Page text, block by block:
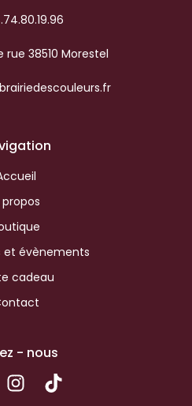
rue 38510 Morestel
propos
et évènements
cadeau
- nous